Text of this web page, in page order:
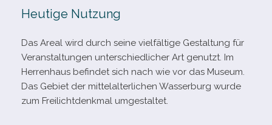
Heutige Nutzung
Das Areal wird durch seine viel­fäl­tige Gestaltung für
Veranstaltungen unter­schied­li­cher Art genutzt. Im
Herrenhaus befin­det sich nach wie vor das Museum.
Das Gebiet der mit­tel­al­ter­li­chen Wasserburg wurde
zum Freilichtdenkmal umgestaltet.